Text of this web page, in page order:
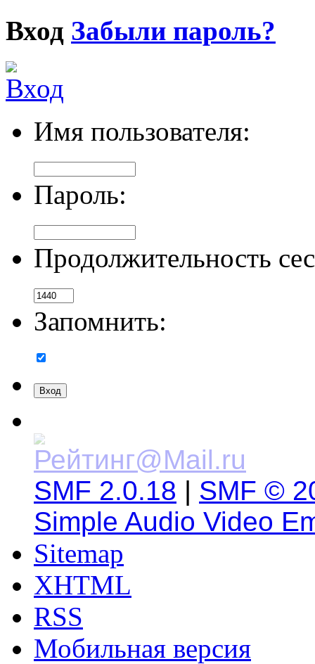
Вход Забыли пароль?
Имя пользователя:
Пароль:
Продолжительность
Запомнить:
SMF 2.0.18 | SMF ©
Simple Audio Video
Sitemap
XHTML
RSS
Мобильная версия